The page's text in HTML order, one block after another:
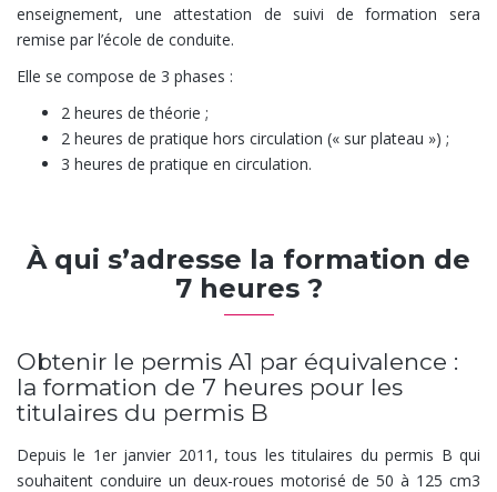
enseignement, une attestation de suivi de formation sera
remise par l’école de conduite.
Elle se compose de 3 phases :
2 heures de théorie ;
2 heures de pratique hors circulation (« sur plateau ») ;
3 heures de pratique en circulation.
À qui s’adresse la formation de
7 heures ?
Obtenir le permis A1 par équivalence :
la formation de 7 heures pour les
titulaires du permis B
Depuis le 1er janvier 2011, tous les titulaires du permis B qui
souhaitent conduire un deux-roues motorisé de 50 à 125 cm3